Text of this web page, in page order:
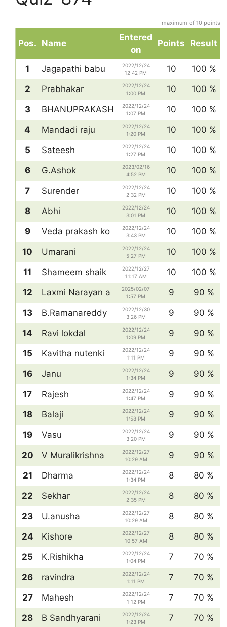
maximum of 10 points
Pos. Name
Entered
on
Points Result
1 Jagapathi babu
2022/12/24
12:42 PM
10
100 %
2
Prabhakar
2022/12/24
1:00 PM
10
100 %
3
BHANUPRAKASH
2022/12/24
1:07 PM
10
100 %
4
Mandadi raju
2022/12/24
1:20 PM
10
100 %
5
Sateesh
2022/12/24
1:27 PM
10
100 %
6
G.Ashok
2023/02/16
4:52 PM
10
100 %
7
Surender
2022/12/24
2:32 PM
10
100 %
8
Abhi
2022/12/24
3:01 PM
10
100 %
9
Veda prakash ko
2022/12/24
3:43 PM
10
100 %
10
Umarani
2022/12/24
5:27 PM
10
100 %
11
Shameem shaik
2022/12/27
11:17 AM
10
100 %
12
Laxmi Narayan a
2025/02/07
1:57 PM
9
90 %
13
B.Ramanareddy
2022/12/30
3:26 PM
9
90 %
14
Ravi lokdal
2022/12/24
1:09 PM
9
90 %
15
Kavitha nutenki
2022/12/24
1:11 PM
9
90 %
16
Janu
2022/12/24
1:34 PM
9
90 %
17
Rajesh
2022/12/24
1:47 PM
9
90 %
18
Balaji
2022/12/24
1:58 PM
9
90 %
19
Vasu
2022/12/24
3:20 PM
9
90 %
20
V Muralikrishna
2022/12/27
10:29 AM
9
90 %
21
Dharma
2022/12/24
1:34 PM
8
80 %
22
Sekhar
2022/12/24
2:35 PM
8
80 %
23
U.anusha
2022/12/27
10:29 AM
8
80 %
24
Kishore
2022/12/27
10:57 AM
8
80 %
25
K.Rishikha
2022/12/24
1:04 PM
7
70 %
26
ravindra
2022/12/24
1:11 PM
7
70 %
27
Mahesh
2022/12/24
1:12 PM
7
70 %
28
B Sandhyarani
2022/12/24
1:23 PM
7 70 %